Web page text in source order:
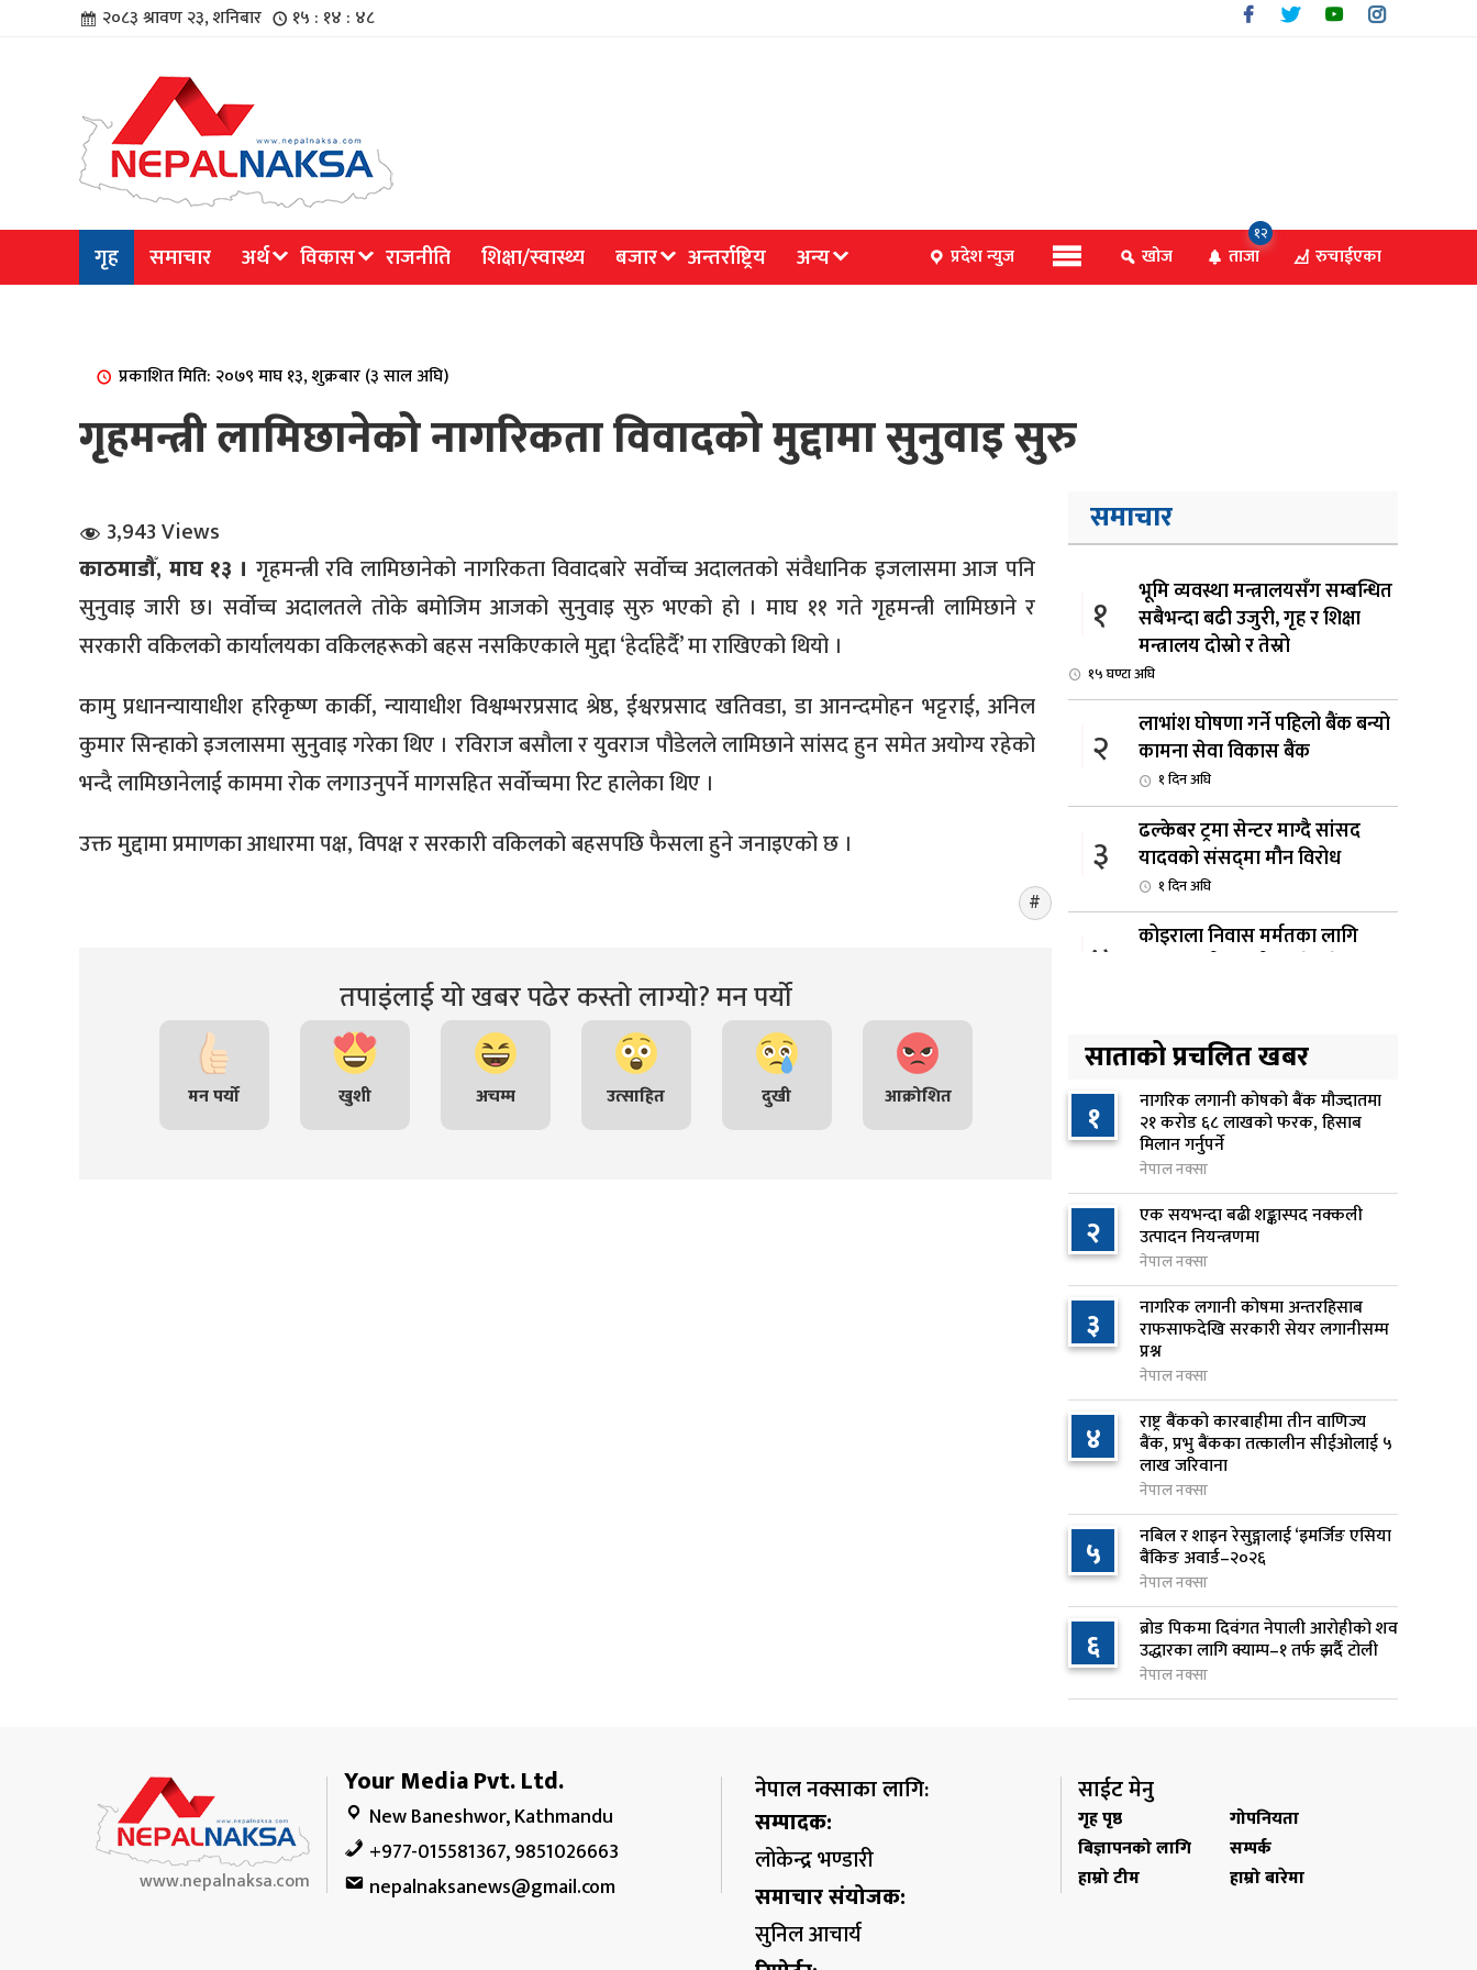
२०८३ श्रावण २३, शनिबार १५ : १४ : ४८
गृह समाचार अर्थ विकास राजनीति शिक्षा/स्वास्थ्य बजार अन्तर्राष्ट्रिय अन्य प्रदेश न्युज खोज ताजा
१२
रुचाईएका
प्रकाशित मिति: २०७९ माघ १३, शुक्रबार (३ साल अघि)
गृहमन्त्री लामिछानेको नागरिकता विवादको मुद्दामा सुनुवाइ सुरु
3,943 Views
काठमाडौँ, माघ १३ । गृहमन्त्री रवि लामिछानेको नागरिकता विवादबारे सर्वोच्च अदालतको संवैधानिक इजलासमा आज पनि
सुनुवाइ जारी छ। सर्वोच्च अदालतले तोके बमोजिम आजको सुनुवाइ सुरु भएको हो । माघ ११ गते गृहमन्त्री लामिछाने र
सरकारी वकिलको कार्यालयका वकिलहरूको बहस नसकिएकाले मुद्दा ‘हेर्दाहेर्दै’ मा राखिएको थियो ।
कामु प्रधानन्यायाधीश हरिकृष्ण कार्की, न्यायाधीश विश्वम्भरप्रसाद श्रेष्ठ, ईश्वरप्रसाद खतिवडा, डा आनन्दमोहन भट्टराई, अनिल
कुमार सिन्हाको इजलासमा सुनुवाइ गरेका थिए । रविराज बसौला र युवराज पौडेलले लामिछाने सांसद हुन समेत अयोग्य रहेको
भन्दै लामिछानेलाई काममा रोक लगाउनुपर्ने मागसहित सर्वोच्चमा रिट हालेका थिए ।
उक्त मुद्दामा प्रमाणका आधारमा पक्ष, विपक्ष र सरकारी वकिलको बहसपछि फैसला हुने जनाइएको छ ।
तपाइंलाई यो खबर पढेर कस्तो लाग्यो? मन पर्यो
मन पर्यो खुशी अचम्म उत्साहित दुखी आक्रोशित
समाचार
१
भूमि व्यवस्था मन्त्रालयसँग सम्बन्धित
सबैभन्दा बढी उजुरी, गृह र शिक्षा
मन्त्रालय दोस्रो र तेस्रो
१५ घण्टा अघि
२
लाभांश घोषणा गर्ने पहिलो बैंक बन्यो
कामना सेवा विकास बैंक
१ दिन अघि
३
ढल्केबर ट्रमा सेन्टर माग्दै सांसद
यादवको संसद्‌मा मौन विरोध
१ दिन अघि
४
कोइराला निवास मर्मतका लागि
५
रूकुम पश्चिममा प्रहरीको गाडीले
मोटरसाइकललाई ठक्कर दिँदा
किशोरको मृत्यु
१ दिन अघि
६
प्रतिनिधिसभा बैठक बस्दै , पाँच
विधेयक र प्रतिवेदन प्रस्तुत हुने
१ दिन अघि
७
आज बस्ने भनिएको राष्ट्रिय सभाको
बैठक बुधबारका लागि सर्‍यो
१ दिन अघि
८
वीरगञ्जमा ट्यांकरको सिल खोलेर तेल
निकाल्ने सात जना रंगेहात पक्राउ
१ दिन अघि
९
जन्मसिद्ध नागरिकता कडा बनाउने
ट्रम्पको नयाँ प्रयास, दुई कार्यकारी
आदेश जारी
१ दिन अघि
१०
राप्रपाको निर्णय: बागमती प्रदेश
सरकारमा सहभागी नहुने
साताको प्रचलित खबर
१ नागरिक लगानी कोषको बैंक मौज्दातमा
२१ करोड ६८ लाखको फरक, हिसाब
मिलान गर्नुपर्ने
नेपाल नक्सा
२ एक सयभन्दा बढी शङ्कास्पद नक्कली
उत्पादन नियन्त्रणमा
नेपाल नक्सा
३ नागरिक लगानी कोषमा अन्तरहिसाब
राफसाफदेखि सरकारी सेयर लगानीसम्म
प्रश्न
नेपाल नक्सा
४ राष्ट्र बैंकको कारबाहीमा तीन वाणिज्य
बैंक, प्रभु बैंकका तत्कालीन सीईओलाई ५
लाख जरिवाना
नेपाल नक्सा
५ नबिल र शाइन रेसुङ्गालाई ‘इमर्जिङ एसिया
बैंकिङ अवार्ड–२०२६
नेपाल नक्सा
६ ब्रोड पिकमा दिवंगत नेपाली आरोहीको शव
उद्धारका लागि क्याम्प–१ तर्फ झर्दै टोली
नेपाल नक्सा
www.nepalnaksa.com
Your Media Pvt. Ltd.
New Baneshwor, Kathmandu
+977-015581367, 9851026663
nepalnaksanews@gmail.com
नेपाल नक्साका लागि:
सम्पादक:
लोकेन्द्र भण्डारी
समाचार संयोजक:
सुनिल आचार्य
साईट मेनु
गृह पृष्ठ
गोपनियता
बिज्ञापनको लागि
सम्पर्क
हाम्रो टीम
हाम्रो बारेमा